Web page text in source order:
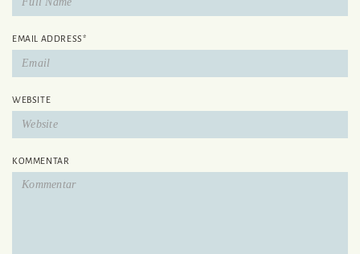
EMAIL ADDRESS*
WEBSITE
KOMMENTAR